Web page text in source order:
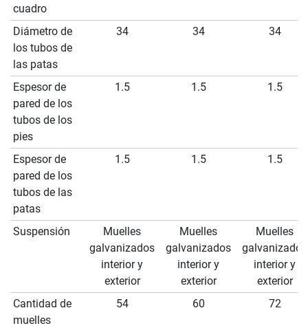
cuadro
Diámetro de
los tubos de
las patas
34 34 34
Espesor de
pared de los
tubos de los
pies
1.5 1.5 1.5
Espesor de
pared de los
tubos de las
patas
1.5 1.5 1.5
Suspensión
Muelles
galvanizados
interior y
exterior
Muelles
galvanizados
interior y
exterior
Muelles
galvanizados
interior y
exterior
Cantidad de
muelles
54 60 72